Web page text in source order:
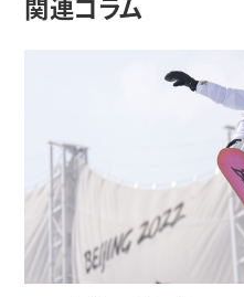
関連コラム